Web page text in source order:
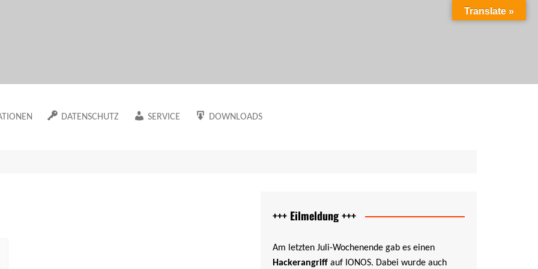
DATENSCHUTZ SERVICE DOWNLOADS
+++ Eilmeldung +++
Am letzten Juli-Wochenende gab es einen
Hackerangriff auf IONOS. Dabei wurde auch
Translate »